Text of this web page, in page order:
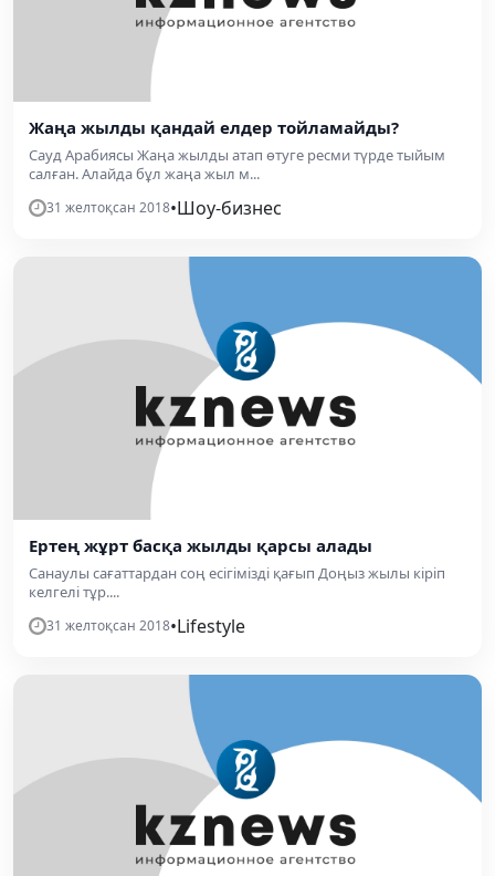
Жаңа жылды қандай елдер тойламайды?
Сауд Арабиясы Жаңа жылды атап өтуге ресми түрде тыйым
салған. Алайда бұл жаңа жыл м...
31 желтоқсан 2018•Шоу-бизнес
Ертең жұрт басқа жылды қарсы алады
Санаулы сағаттардан соң есігімізді қағып Доңыз жылы кіріп
келгелі тұр....
31 желтоқсан 2018•Lifestyle